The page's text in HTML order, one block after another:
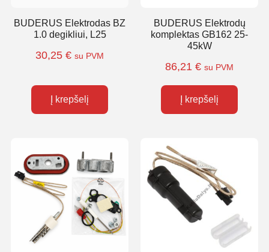
BUDERUS Elektrodas BZ
1.0 degikliui, L25
30,25 € su PVM
Į krepšelį
BUDERUS Elektrodų
komplektas GB162 25-
45kW
86,21 € su PVM
Į krepšelį